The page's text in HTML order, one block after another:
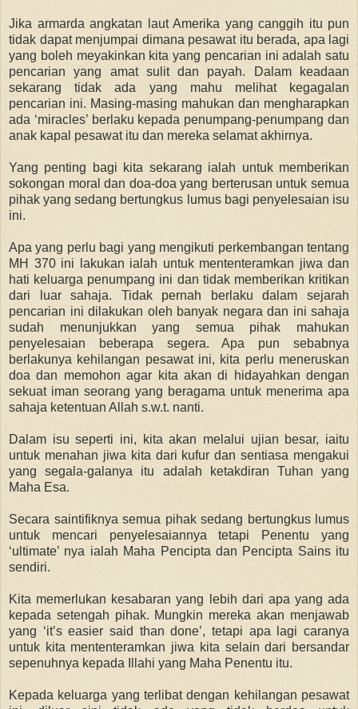
Jika armarda angkatan laut Amerika yang canggih itu pun
tidak dapat menjumpai dimana pesawat itu berada, apa lagi
yang boleh meyakinkan kita yang pencarian ini adalah satu
pencarian yang amat sulit dan payah. Dalam keadaan
sekarang tidak ada yang mahu melihat kegagalan
pencarian ini. Masing-masing mahukan dan mengharapkan
ada ‘miracles’ berlaku kepada penumpang-penumpang dan
anak kapal pesawat itu dan mereka selamat akhirnya.
Yang penting bagi kita sekarang ialah untuk memberikan
sokongan moral dan doa-doa yang berterusan untuk semua
pihak yang sedang bertungkus lumus bagi penyelesaian isu
ini.
Apa yang perlu bagi yang mengikuti perkembangan tentang
MH 370 ini lakukan ialah untuk mententeramkan jiwa dan
hati keluarga penumpang ini dan tidak memberikan kritikan
dari luar sahaja. Tidak pernah berlaku dalam sejarah
pencarian ini dilakukan oleh banyak negara dan ini sahaja
sudah menunjukkan yang semua pihak mahukan
penyelesaian beberapa segera. Apa pun sebabnya
berlakunya kehilangan pesawat ini, kita perlu meneruskan
doa dan memohon agar kita akan di hidayahkan dengan
sekuat iman seorang yang beragama untuk menerima apa
sahaja ketentuan Allah s.w.t. nanti.
Dalam isu seperti ini, kita akan melalui ujian besar, iaitu
untuk menahan jiwa kita dari kufur dan sentiasa mengakui
yang segala-galanya itu adalah ketakdiran Tuhan yang
Maha Esa.
Secara saintifiknya semua pihak sedang bertungkus lumus
untuk mencari penyelesaiannya tetapi Penentu yang
‘ultimate’ nya ialah Maha Pencipta dan Pencipta Sains itu
sendiri.
Kita memerlukan kesabaran yang lebih dari apa yang ada
kepada setengah pihak. Mungkin mereka akan menjawab
yang ‘it’s easier said than done’, tetapi apa lagi caranya
untuk kita mententeramkan jiwa kita selain dari bersandar
sepenuhnya kepada Illahi yang Maha Penentu itu.
Kepada keluarga yang terlibat dengan kehilangan pesawat